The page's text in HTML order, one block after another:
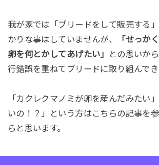
我が家では「ブリードをして販売する
かりな事はしていませんが、
「せっか
卵を何とかしてあげたい」
との思いか
行錯誤を重ねてブリードに取り組んでき
「カクレクマノミが卵を産んだみたい
いの！？」という方はこちらの記事を
らと思います。